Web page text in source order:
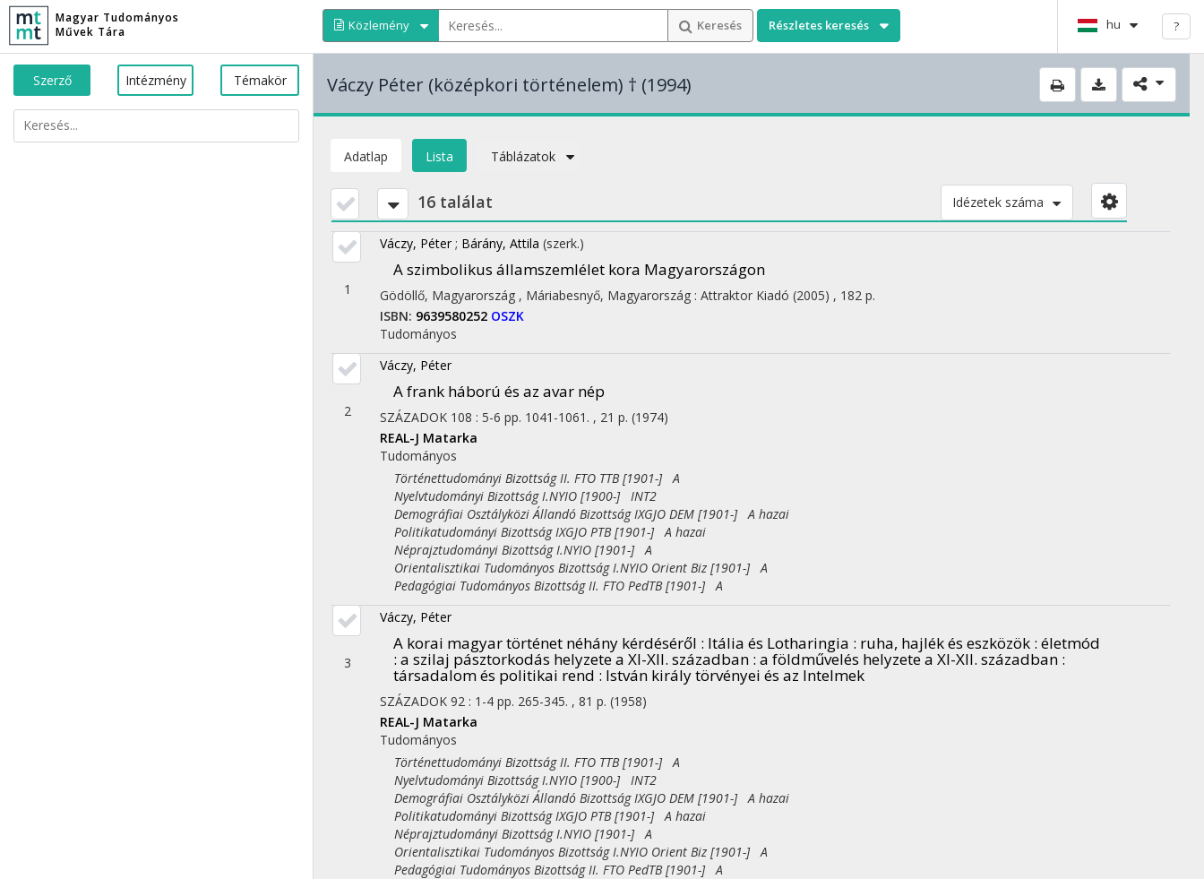
Magyar Tudományos
Művek Tára
Közlemény Keresés Részletes keresés hu ?
Szerző Intézmény Témakör Váczy Péter (középkori történelem) † (1994)
Adatlap Lista Táblázatok
16 találat Idézetek száma
1
Váczy, Péter ; Bárány, Attila (szerk.)
A szimbolikus államszemlélet kora Magyarországon
Gödöllő, Magyarország , Máriabesnyő, Magyarország : Attraktor Kiadó (2005) , 182 p.
ISBN: 9639580252 OSZK
Tudományos
2
Váczy, Péter
A frank háború és az avar nép
SZÁZADOK 108 : 5-6 pp. 1041-1061. , 21 p. (1974)
REAL-J Matarka
Tudományos
Történettudományi Bizottság II. FTO TTB [1901-] A
Nyelvtudományi Bizottság I.NYIO [1900-] INT2
Demográfiai Osztályközi Állandó Bizottság IXGJO DEM [1901-] A hazai
Politikatudományi Bizottság IXGJO PTB [1901-] A hazai
Néprajztudományi Bizottság I.NYIO [1901-] A
Orientalisztikai Tudományos Bizottság I.NYIO Orient Biz [1901-] A
Pedagógiai Tudományos Bizottság II. FTO PedTB [1901-] A
3
Váczy, Péter
A korai magyar történet néhány kérdéséről : Itália és Lotharingia : ruha, hajlék és eszközök : életmód
: a szilaj pásztorkodás helyzete a XI-XII. században : a földművelés helyzete a XI-XII. században :
társadalom és politikai rend : István király törvényei és az Intelmek
SZÁZADOK 92 : 1-4 pp. 265-345. , 81 p. (1958)
REAL-J Matarka
Tudományos
Történettudományi Bizottság II. FTO TTB [1901-] A
Nyelvtudományi Bizottság I.NYIO [1900-] INT2
Demográfiai Osztályközi Állandó Bizottság IXGJO DEM [1901-] A hazai
Politikatudományi Bizottság IXGJO PTB [1901-] A hazai
Néprajztudományi Bizottság I.NYIO [1901-] A
Orientalisztikai Tudományos Bizottság I.NYIO Orient Biz [1901-] A
Pedagógiai Tudományos Bizottság II. FTO PedTB [1901-] A